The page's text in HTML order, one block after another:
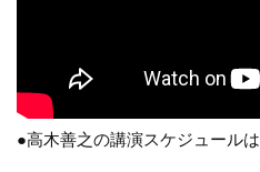
●高木善之の講演スケジュールは